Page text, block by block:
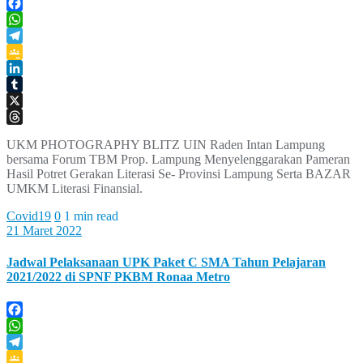
Facebook
WhatsApp
Telegram
Google
Classroom
LinkedIn
Tumblr
X
UKM PHOTOGRAPHY BLITZ UIN Raden Intan Lampung
bersama Forum TBM Prop. Lampung Menyelenggarakan Pameran
Hasil Potret Gerakan Literasi Se- Provinsi Lampung Serta BAZAR
UMKM Literasi Finansial.
Covid19 0 1 min read
21 Maret 2022
Jadwal Pelaksanaan UPK Paket C SMA Tahun Pelajaran
2021/2022 di SPNF PKBM Ronaa Metro
Facebook
WhatsApp
Telegram